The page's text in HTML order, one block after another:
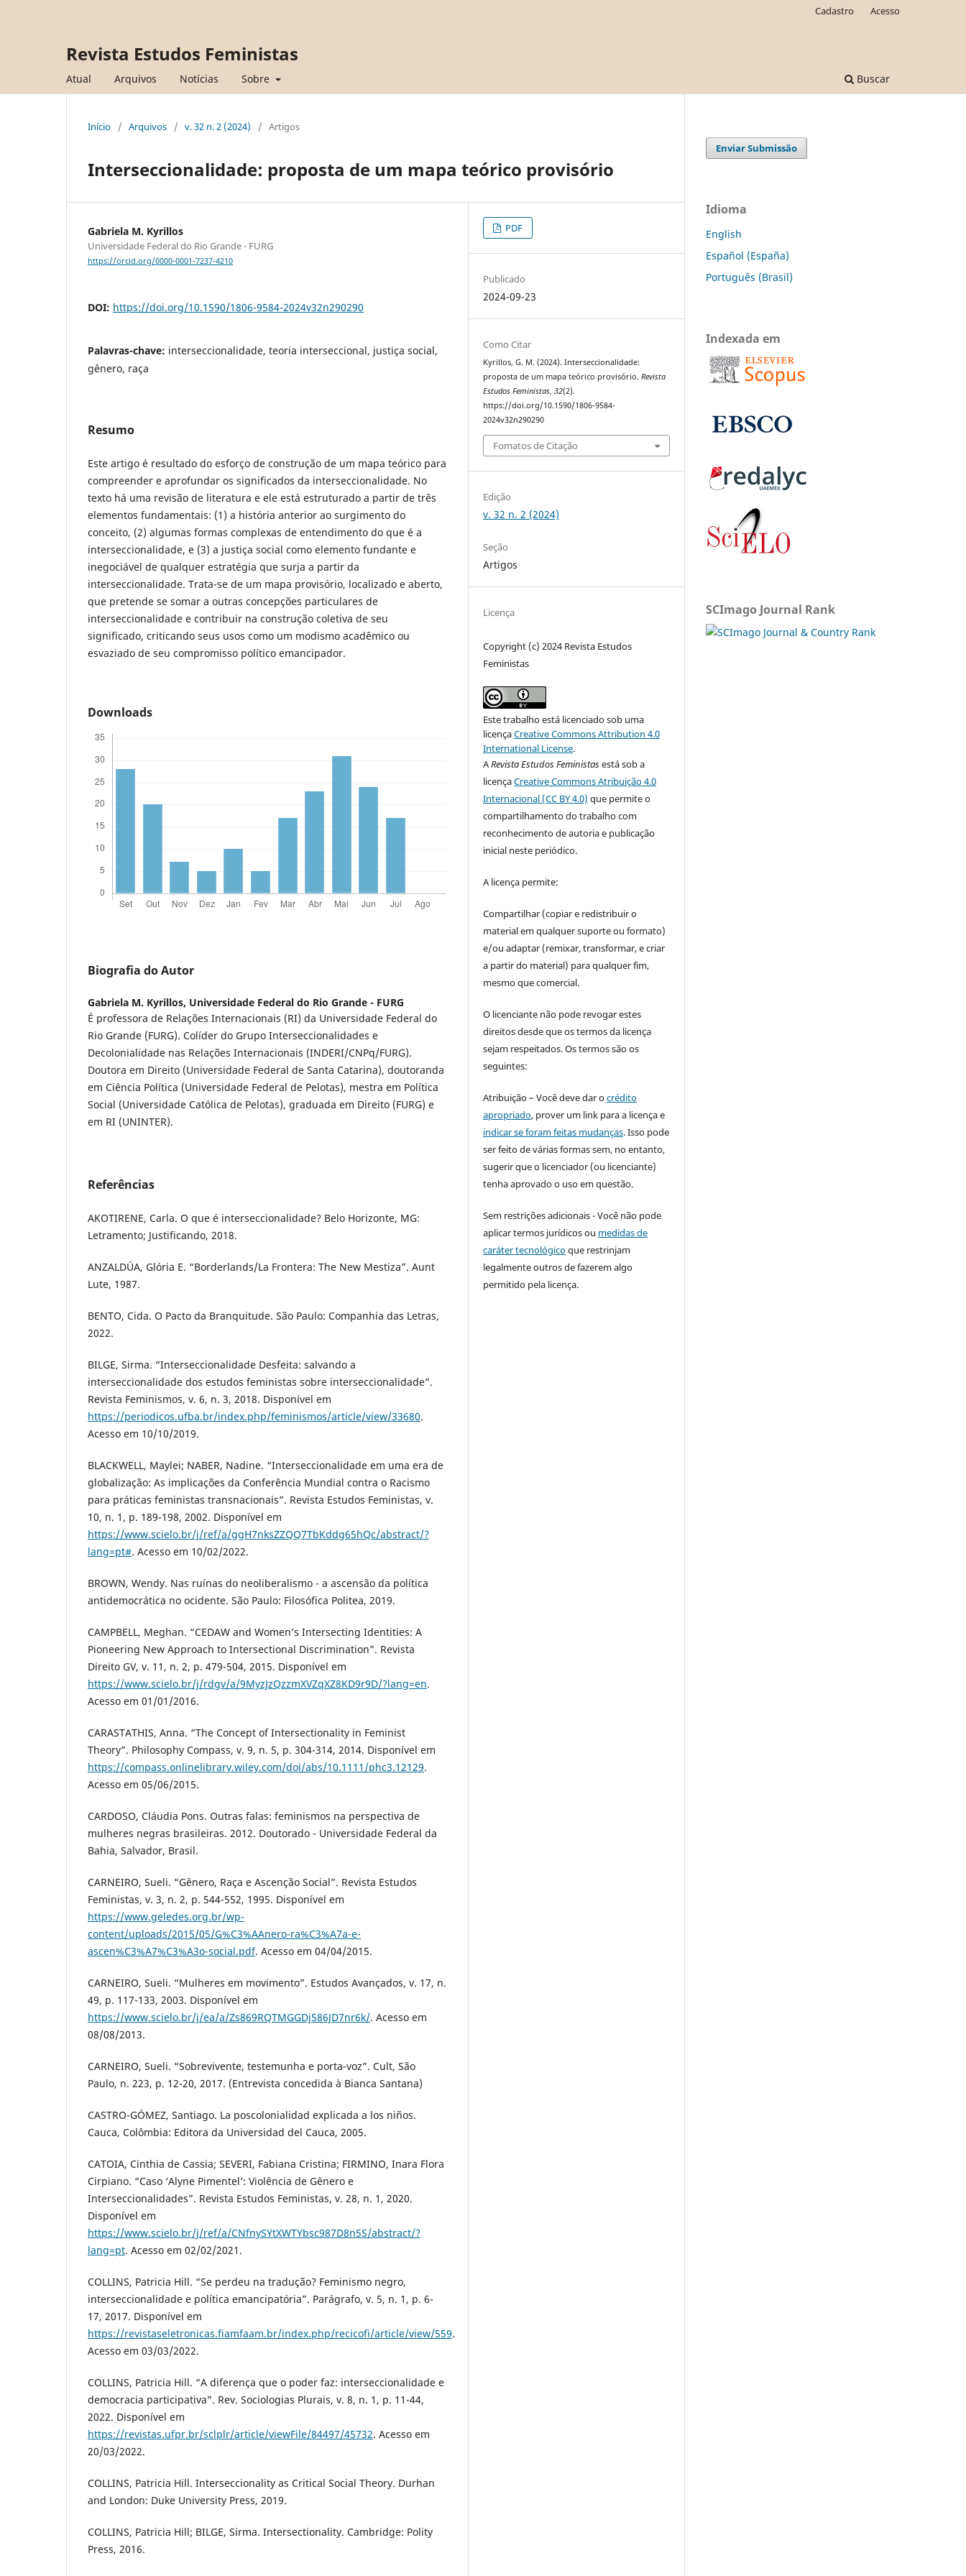
Revista Estudos Feministas
Atual Arquivos Notícias Sobre Buscar
Cadastro Acesso
Início / Arquivos / v. 32 n. 2 (2024) / Artigos
Interseccionalidade: proposta de um mapa teórico provisório
Gabriela M. Kyrillos
Universidade Federal do Rio Grande - FURG
https://orcid.org/0000-0001-7237-4210
DOI: https://doi.org/10.1590/1806-9584-2024v32n290290
Palavras-chave: interseccionalidade, teoria interseccional, justiça social,
gênero, raça
Resumo
Este artigo é resultado do esforço de construção de um mapa teórico para
compreender e aprofundar os significados da interseccionalidade. No
texto há uma revisão de literatura e ele está estruturado a partir de três
elementos fundamentais: (1) a história anterior ao surgimento do
conceito, (2) algumas formas complexas de entendimento do que é a
interseccionalidade, e (3) a justiça social como elemento fundante e
inegociável de qualquer estratégia que surja a partir da
interseccionalidade. Trata-se de um mapa provisório, localizado e aberto,
que pretende se somar a outras concepções particulares de
interseccionalidade e contribuir na construção coletiva de seu
significado, criticando seus usos como um modismo acadêmico ou
esvaziado de seu compromisso político emancipador.
Downloads
Biografia do Autor
Gabriela M. Kyrillos, Universidade Federal do Rio Grande - FURG
É professora de Relações Internacionais (RI) da Universidade Federal do
Rio Grande (FURG). Colíder do Grupo Interseccionalidades e
Decolonialidade nas Relações Internacionais (INDERI/CNPq/FURG).
Doutora em Direito (Universidade Federal de Santa Catarina), doutoranda
em Ciência Política (Universidade Federal de Pelotas), mestra em Política
Social (Universidade Católica de Pelotas), graduada em Direito (FURG) e
em RI (UNINTER).
Referências
AKOTIRENE, Carla. O que é interseccionalidade? Belo Horizonte, MG:
Letramento; Justificando, 2018.
ANZALDÚA, Glória E. “Borderlands/La Frontera: The New Mestiza”. Aunt
Lute, 1987.
BENTO, Cida. O Pacto da Branquitude. São Paulo: Companhia das Letras,
2022.
BILGE, Sirma. “Interseccionalidade Desfeita: salvando a
interseccionalidade dos estudos feministas sobre interseccionalidade”.
Revista Feminismos, v. 6, n. 3, 2018. Disponível em
https://periodicos.ufba.br/index.php/feminismos/article/view/33680.
Acesso em 10/10/2019.
BLACKWELL, Maylei; NABER, Nadine. “Interseccionalidade em uma era de
globalização: As implicações da Conferência Mundial contra o Racismo
para práticas feministas transnacionais”. Revista Estudos Feministas, v.
10, n. 1, p. 189-198, 2002. Disponível em
https://www.scielo.br/j/ref/a/ggH7nksZZQQ7TbKddg65hQc/abstract/?
lang=pt#. Acesso em 10/02/2022.
BROWN, Wendy. Nas ruínas do neoliberalismo - a ascensão da política
antidemocrática no ocidente. São Paulo: Filosófica Politea, 2019.
CAMPBELL, Meghan. “CEDAW and Women’s Intersecting Identities: A
Pioneering New Approach to Intersectional Discrimination”. Revista
Direito GV, v. 11, n. 2, p. 479-504, 2015. Disponível em
https://www.scielo.br/j/rdgv/a/9MyzJzQzzmXVZqXZ8KD9r9D/?lang=en.
Acesso em 01/01/2016.
CARASTATHIS, Anna. “The Concept of Intersectionality in Feminist
Theory”. Philosophy Compass, v. 9, n. 5, p. 304-314, 2014. Disponível em
https://compass.onlinelibrary.wiley.com/doi/abs/10.1111/phc3.12129.
Acesso em 05/06/2015.
CARDOSO, Cláudia Pons. Outras falas: feminismos na perspectiva de
mulheres negras brasileiras. 2012. Doutorado - Universidade Federal da
Bahia, Salvador, Brasil.
CARNEIRO, Sueli. “Gênero, Raça e Ascenção Social”. Revista Estudos
Feministas, v. 3, n. 2, p. 544-552, 1995. Disponível em
https://www.geledes.org.br/wp-
content/uploads/2015/05/G%C3%AAnero-ra%C3%A7a-e-
ascen%C3%A7%C3%A3o-social.pdf. Acesso em 04/04/2015.
CARNEIRO, Sueli. “Mulheres em movimento”. Estudos Avançados, v. 17, n.
49, p. 117-133, 2003. Disponível em
https://www.scielo.br/j/ea/a/Zs869RQTMGGDj586JD7nr6k/. Acesso em
08/08/2013.
CARNEIRO, Sueli. “Sobrevivente, testemunha e porta-voz”. Cult, São
Paulo, n. 223, p. 12-20, 2017. (Entrevista concedida à Bianca Santana)
CASTRO-GÓMEZ, Santiago. La poscolonialidad explicada a los niños.
Cauca, Colômbia: Editora da Universidad del Cauca, 2005.
CATOIA, Cinthia de Cassia; SEVERI, Fabiana Cristina; FIRMINO, Inara Flora
Cirpiano. “Caso ‘Alyne Pimentel’: Violência de Gênero e
Interseccionalidades”. Revista Estudos Feministas, v. 28, n. 1, 2020.
Disponível em
https://www.scielo.br/j/ref/a/CNfnySYtXWTYbsc987D8n5S/abstract/?
lang=pt. Acesso em 02/02/2021.
COLLINS, Patricia Hill. “Se perdeu na tradução? Feminismo negro,
interseccionalidade e política emancipatória”. Parágrafo, v. 5, n. 1, p. 6-
17, 2017. Disponível em
https://revistaseletronicas.fiamfaam.br/index.php/recicofi/article/view/559.
Acesso em 03/03/2022.
COLLINS, Patricia Hill. “A diferença que o poder faz: interseccionalidade e
democracia participativa”. Rev. Sociologias Plurais, v. 8, n. 1, p. 11-44,
2022. Disponível em
https://revistas.ufpr.br/sclplr/article/viewFile/84497/45732. Acesso em
20/03/2022.
COLLINS, Patricia Hill. Interseccionality as Critical Social Theory. Durhan
and London: Duke University Press, 2019.
COLLINS, Patricia Hill; BILGE, Sirma. Intersectionality. Cambridge: Polity
Press, 2016.
PDF
Publicado
2024-09-23
Como Citar
Kyrillos, G. M. (2024). Interseccionalidade:
proposta de um mapa teórico provisório.Revista
Estudos Feministas,32(2).
https://doi.org/10.1590/1806-9584-
2024v32n290290
Fomatos de Citação
Edição
v. 32 n. 2 (2024)
Seção
Artigos
Licença
Copyright (c) 2024 Revista Estudos
Feministas
Este trabalho está licenciado sob uma
licençaCreative Commons Attribution 4.0
International License.
ARevista Estudos Feministasestá sob a
licençaCreative Commons Atribuição 4.0
Internacional (CC BY 4.0) que permite o
compartilhamento do trabalho com
reconhecimento de autoria e publicação
inicial neste periódico.
A licença permite:
Compartilhar (copiar e redistribuir o
material em qualquer suporte ou formato)
e/ou adaptar (remixar, transformar, e criar
a partir do material) para qualquer fim,
mesmo que comercial.
O licenciante não pode revogar estes
direitos desde que os termos da licença
sejam respeitados. Os termos são os
seguintes:
Atribuição – Você deve dar ocrédito
apropriado, prover um link para a licença e
indicar se foram feitas mudanças. Isso pode
ser feito de várias formas sem, no entanto,
sugerir que o licenciador (ou licenciante)
tenha aprovado o uso em questão.
Sem restrições adicionais - Você não pode
aplicar termos jurídicos ou medidas de
caráter tecnológicoque restrinjam
legalmente outros de fazerem algo
permitido pela licença.
Enviar Submissão
Idioma
English
Español (España)
Português (Brasil)
Indexada em
SCImago Journal Rank